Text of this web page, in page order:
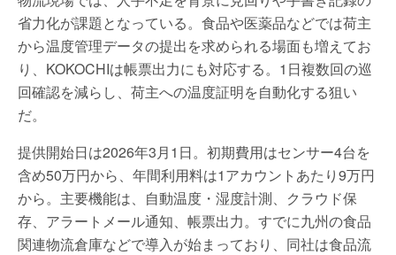
省力化が課題となっている。食品や医薬品などでは荷主
から温度管理データの提出を求められる場面も増えてお
り、KOKOCHIは帳票出力にも対応する。1日複数回の巡
回確認を減らし、荷主への温度証明を自動化する狙い
だ。
提供開始日は2026年3月1日。初期費用はセンサー4台を
含め50万円から、年間利用料は1アカウントあたり9万円
から。主要機能は、自動温度・湿度計測、クラウド保
存、アラートメール通知、帳票出力。すでに九州の食品
関連物流倉庫などで導入が始まっており、同社は食品流